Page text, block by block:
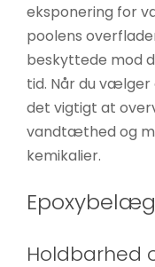
eksponering for
poolens
beskyttede mod
tid. Når du vælger
det vigtigt at
vandtæthed og
kemikalier.